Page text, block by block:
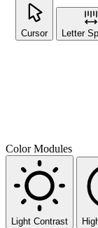
Cursor Letter
Color Modules
Light Contrast